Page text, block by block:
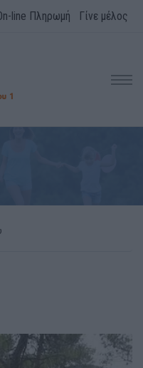
line Πληρωμή Γίνε μέλος